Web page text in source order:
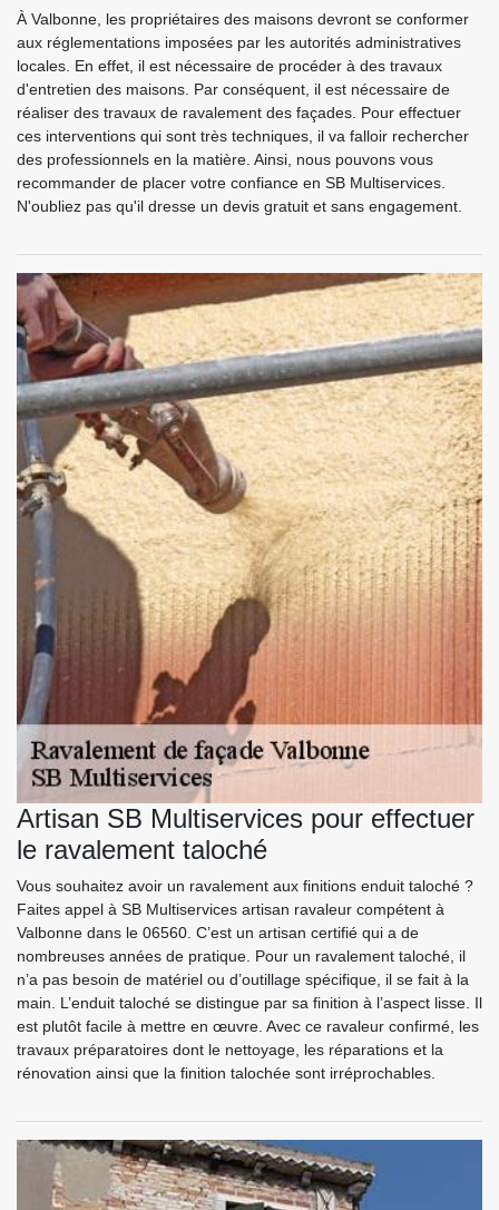
À Valbonne, les propriétaires des maisons devront se conformer
aux réglementations imposées par les autorités administratives
locales. En effet, il est nécessaire de procéder à des travaux
d'entretien des maisons. Par conséquent, il est nécessaire de
réaliser des travaux de ravalement des façades. Pour effectuer
ces interventions qui sont très techniques, il va falloir rechercher
des professionnels en la matière. Ainsi, nous pouvons vous
recommander de placer votre confiance en SB Multiservices.
N'oubliez pas qu'il dresse un devis gratuit et sans engagement.
Artisan SB Multiservices pour effectuer
le ravalement taloché
Vous souhaitez avoir un ravalement aux finitions enduit taloché ?
Faites appel à SB Multiservices artisan ravaleur compétent à
Valbonne dans le 06560. C’est un artisan certifié qui a de
nombreuses années de pratique. Pour un ravalement taloché, il
n’a pas besoin de matériel ou d’outillage spécifique, il se fait à la
main. L’enduit taloché se distingue par sa finition à l’aspect lisse. Il
est plutôt facile à mettre en œuvre. Avec ce ravaleur confirmé, les
travaux préparatoires dont le nettoyage, les réparations et la
rénovation ainsi que la finition talochée sont irréprochables.